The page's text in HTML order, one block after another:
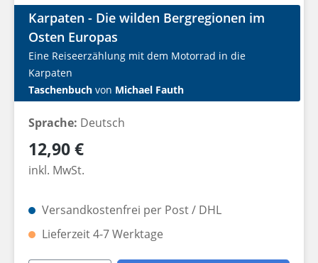
Karpaten - Die wilden Bergregionen im
Osten Europas
Eine Reiseerzählung mit dem Motorrad in die
Karpaten
Taschenbuch von Michael Fauth
Sprache: Deutsch
Regulärer Preis:
12,90 €
inkl. MwSt.
Versandkostenfrei per Post / DHL
Lieferzeit 4-7 Werktage